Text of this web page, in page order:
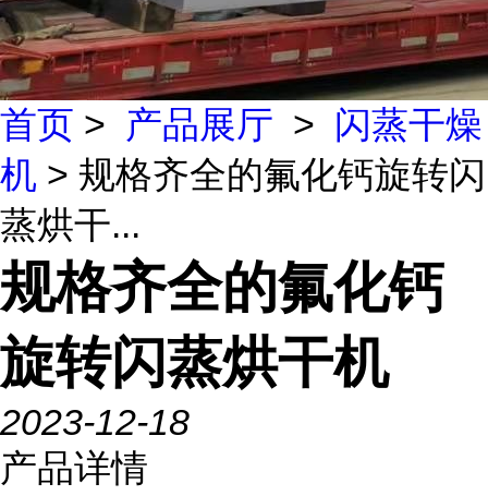
首页 > 产品展厅 > 闪蒸干燥
机 > 规格齐全的氟化钙旋转闪
蒸烘干...
规格齐全的氟化钙
旋转闪蒸烘干机
2023-12-18
产品详情